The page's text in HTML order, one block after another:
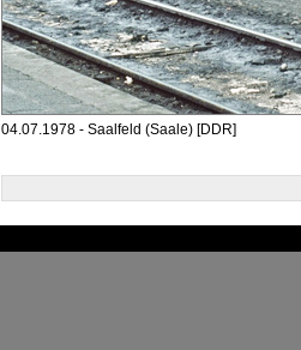
04.07.1978 - Saalfeld (Saale) [DDR]